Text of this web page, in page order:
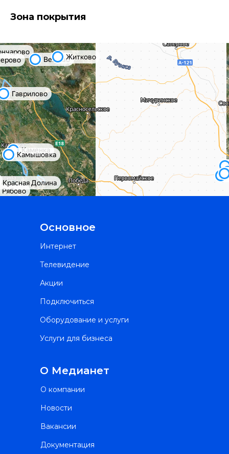
Зона покрытия
Документация
Вакансии
Новости
О компании
О Медианет
Услуги для бизнеса
Оборудование и услуги
Подключиться
Акции
Телевидение
Интернет
Основное